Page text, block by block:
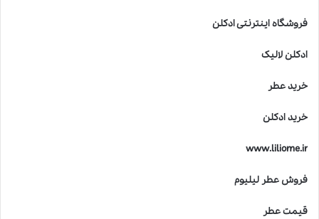
فروشگاه اینترنتی ادکلن
ادکلن لالیک
خرید عطر
خرید ادکلن
www.liliome.ir
فروش عطر لیلیوم
قیمت عطر